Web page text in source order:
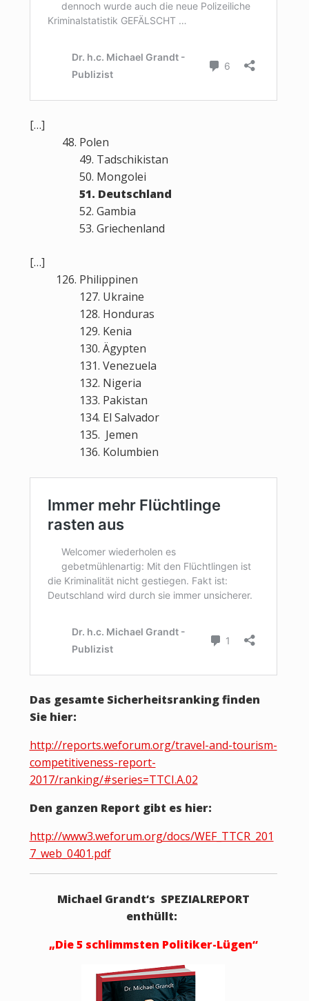
[…]
Polen
49. Tadschikistan
50. Mongolei
51. Deutschland
52. Gambia
53. Griechenland
[…]
Philippinen
127. Ukraine
128. Honduras
129. Kenia
130. Ägypten
131. Venezuela
132. Nigeria
133. Pakistan
134. El Salvador
135. Jemen
136. Kolumbien
Das gesamte Sicherheitsranking finden
Sie hier:
http://reports.weforum.org/travel-and-tourism-
competitiveness-report-
2017/ranking/#series=TTCI.A.02
Den ganzen Report gibt es hier:
http://www3.weforum.org/docs/WEF_TTCR_201
7_web_0401.pdf
Michael Grandt‘s SPEZIALREPORT
enthüllt:
„Die 5 schlimmsten Politiker-Lügen“